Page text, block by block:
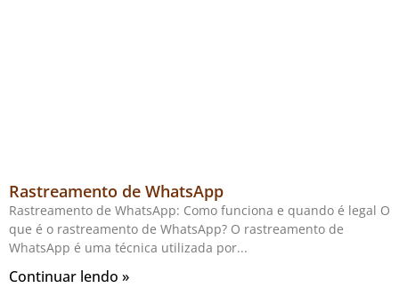
Rastreamento de WhatsApp
Rastreamento de WhatsApp: Como funciona e quando é legal O
que é o rastreamento de WhatsApp? O rastreamento de
WhatsApp é uma técnica utilizada por
Continuar lendo »